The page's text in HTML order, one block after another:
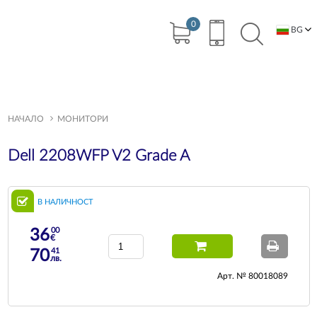
0
BG
НАЧАЛО МОНИТОРИ
Dell 2208WFP V2 Grade A
В НАЛИЧНОСТ
3600
€
7041
лв.
Арт. № 80018089